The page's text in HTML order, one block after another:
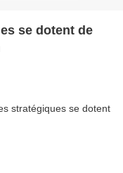
se dotent de